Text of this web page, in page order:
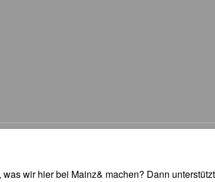
wir hier bei Mainz& machen? Dann